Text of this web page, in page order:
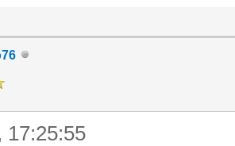
17:25:55